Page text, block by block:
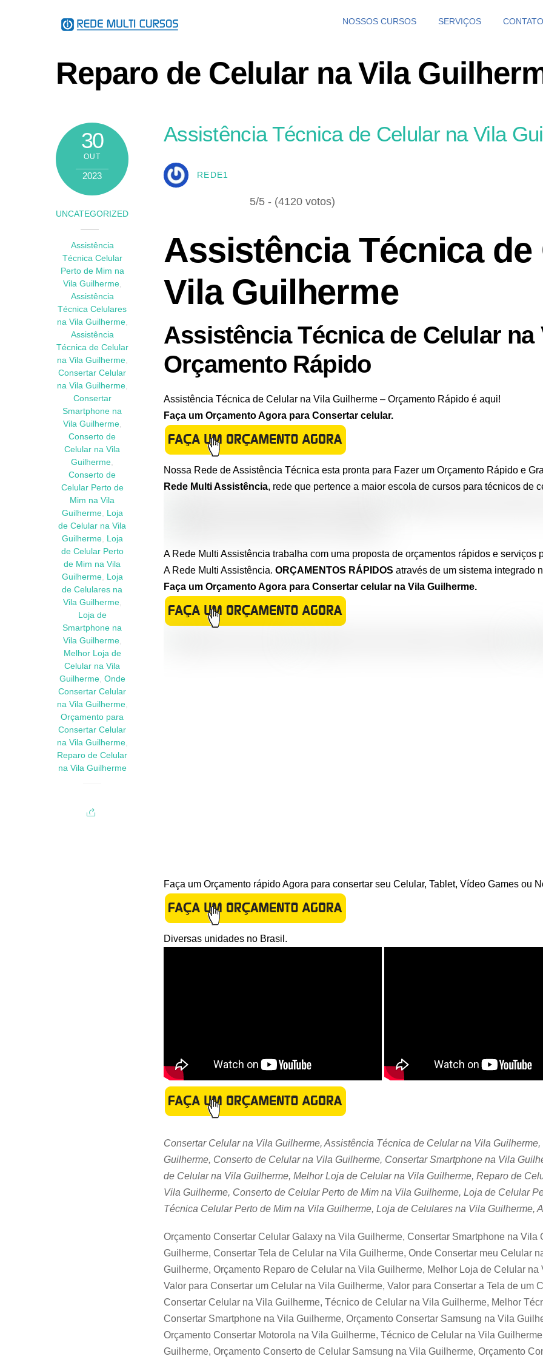
NOSSOS CURSOS SERVIÇOS CONTATO
Reparo de Celular na Vila
30
OUT
2023
UNCATEGORIZED
Assistência
Técnica Celular
Perto de Mim na
Vila Guilherme,
Assistência
Técnica Celulares
na Vila Guilherme,
Assistência
Técnica de Celular
na Vila Guilherme,
Consertar Celular
na Vila Guilherme,
Consertar
Smartphone na
Vila Guilherme,
Conserto de
Celular na Vila
Guilherme,
Conserto de
Celular Perto de
Mim na Vila
Guilherme, Loja
de Celular na Vila
Guilherme, Loja
de Celular Perto
de Mim na Vila
Guilherme, Loja
de Celulares na
Vila Guilherme,
Loja de
Smartphone na
Vila Guilherme,
Melhor Loja de
Celular na Vila
Guilherme, Onde
Consertar Celular
na Vila Guilherme,
Orçamento para
Consertar Celular
na Vila Guilherme,
Reparo de Celular
na Vila Guilherme
Assistência Técnica de Celular na Vila
REDE1
5/5 - (4120 votos)
Assistência Técnica de
Vila Guilherme
Assistência Técnica de Celular na
Orçamento Rápido
Assistência Técnica de Celular na Vila Guilherme – Orçamento Rápido é aqui!
Faça um Orçamento Agora para Consertar celular.
Nossa Rede de Assistência Técnica esta pronta para Fazer um Orçamento Rápido e
Rede Multi Assistência, rede que pertence a maior escola de cursos para técnicos de
A Rede Multi Assistência trabalha com uma proposta de orçamentos rápidos e
A Rede Multi Assistência. ORÇAMENTOS RÁPIDOS através de um sistema integrado
Faça um Orçamento Agora para Consertar celular na Vila Guilherme.
Faça um Orçamento rápido Agora para consertar seu Celular, Tablet, Vídeo Games ou
Diversas unidades no Brasil.
Consertar Celular na Vila Guilherme, Assistência Técnica de Celular na Vila
Guilherme, Conserto de Celular na Vila Guilherme, Consertar Smartphone na Vila
de Celular na Vila Guilherme, Melhor Loja de Celular na Vila Guilherme, Reparo de
Vila Guilherme, Conserto de Celular Perto de Mim na Vila Guilherme, Loja de Celular
Técnica Celular Perto de Mim na Vila Guilherme, Loja de Celulares na Vila Guilherme,
Orçamento Consertar Celular Galaxy na Vila Guilherme, Consertar Smartphone na
Guilherme, Consertar Tela de Celular na Vila Guilherme, Onde Consertar meu Celular
Guilherme, Orçamento Reparo de Celular na Vila Guilherme, Melhor Loja de Celular
Valor para Consertar um Celular na Vila Guilherme, Valor para Consertar a Tela de um
Consertar Celular na Vila Guilherme, Técnico de Celular na Vila Guilherme, Melhor
Consertar Smartphone na Vila Guilherme, Orçamento Consertar Samsung na Vila
Orçamento Consertar Motorola na Vila Guilherme, Técnico de Celular na Vila
Guilherme, Orçamento Conserto de Celular Samsung na Vila Guilherme, Orçamento